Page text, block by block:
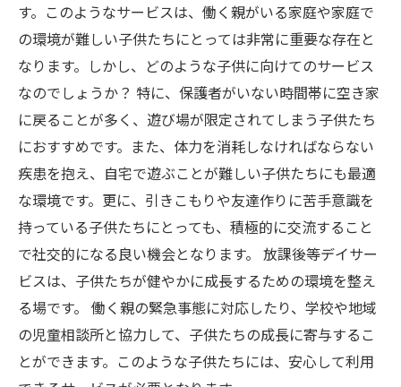
す。このようなサービスは、働く親がいる家庭や家庭で
の環境が難しい子供たちにとっては非常に重要な存在と
なります。しかし、どのような子供に向けてのサービス
なのでしょうか？ 特に、保護者がいない時間帯に空き家
に戻ることが多く、遊び場が限定されてしまう子供たち
におすすめです。また、体力を消耗しなければならない
疾患を抱え、自宅で遊ぶことが難しい子供たちにも最適
な環境です。更に、引きこもりや友達作りに苦手意識を
持っている子供たちにとっても、積極的に交流すること
で社交的になる良い機会となります。 放課後等デイサー
ビスは、子供たちが健やかに成長するための環境を整え
る場です。 働く親の緊急事態に対応したり、学校や地域
の児童相談所と協力して、子供たちの成長に寄与するこ
とができます。このような子供たちには、安心して利用